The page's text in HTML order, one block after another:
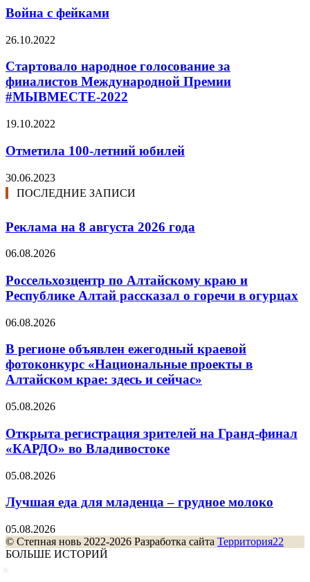
Война с фейками
26.10.2022
Стартовало народное голосование за
финалистов Международной Премии
#МЫВМЕСТЕ-2022
19.10.2022
Отметила 100-летний юбилей
30.06.2023
ПОСЛЕДНИЕ ЗАПИСИ
Реклама на 8 августа 2026 года
06.08.2026
Россельхозцентр по Алтайскому краю и
Республике Алтай рассказал о горечи в огурцах
06.08.2026
В регионе объявлен ежегодный краевой
фотоконкурс «Национальные проекты в
Алтайском крае: здесь и сейчас»
05.08.2026
Открыта регистрация зрителей на Гранд-финал
«КАРДО» во Владивостоке
05.08.2026
Лучшая еда для младенца – грудное молоко
05.08.2026
© Степная новь 2022-2026 Разработка сайта Территория22
БОЛЬШЕ ИСТОРИЙ